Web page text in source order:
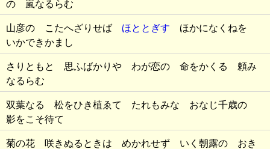
の 嵐なるらむ
山彦の こたへざりせば ほととぎす ほかになくねを
いかできかまし
さりともと 思ふばかりや わが恋の 命をかくる 頼み
なるらむ
双葉なる 松をひき植ゑて たれもみな おなじ千歳の
影をこそ待て
菊の花 咲きぬるときは めかれせず いく朝露の おき